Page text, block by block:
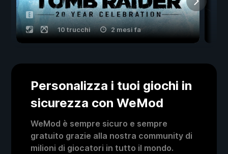
10 trucchi 2 mesi fa
Personalizza i tuoi giochi in
sicurezza con WeMod
WeMod è sempre sicuro e sempre
gratuito grazie alla nostra community di
milioni di giocatori in tutto il mondo.